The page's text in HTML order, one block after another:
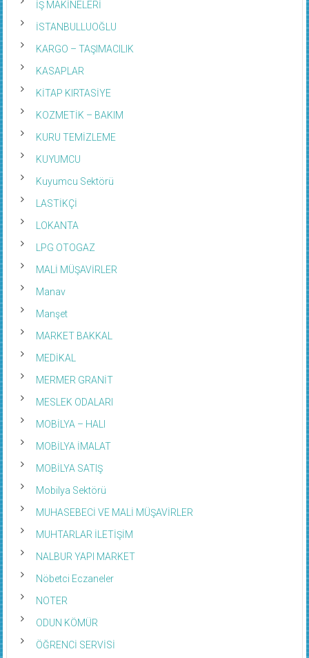
İŞ MAKİNELERİ
İSTANBULLUOĞLU
KARGO – TAŞIMACILIK
KASAPLAR
KİTAP KIRTASİYE
KOZMETİK – BAKIM
KURU TEMİZLEME
KUYUMCU
Kuyumcu Sektörü
LASTİKÇİ
LOKANTA
LPG OTOGAZ
MALİ MÜŞAVİRLER
Manav
Manşet
MARKET BAKKAL
MEDİKAL
MERMER GRANİT
MESLEK ODALARI
MOBİLYA – HALI
MOBİLYA İMALAT
MOBİLYA SATIŞ
Mobilya Sektörü
MUHASEBECİ VE MALİ MÜŞAVİRLER
MUHTARLAR İLETİŞİM
NALBUR YAPI MARKET
Nöbetci Eczaneler
NOTER
ODUN KÖMÜR
ÖĞRENCİ SERVİSİ